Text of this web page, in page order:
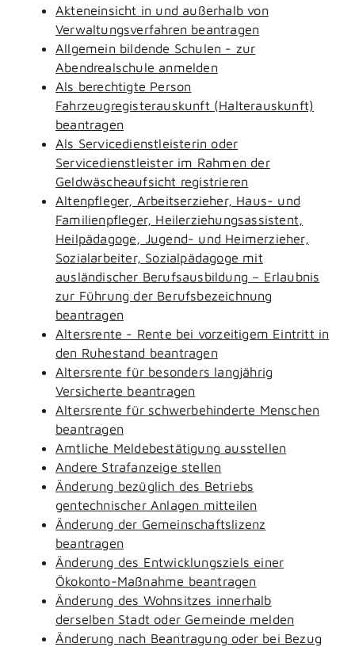
Akteneinsicht in und außerhalb von
Verwaltungsverfahren beantragen
Allgemein bildende Schulen - zur
Abendrealschule anmelden
Als berechtigte Person
Fahrzeugregisterauskunft (Halterauskunft)
beantragen
Als Servicedienstleisterin oder
Servicedienstleister im Rahmen der
Geldwäscheaufsicht registrieren
Altenpfleger, Arbeitserzieher, Haus- und
Familienpfleger, Heilerziehungsassistent,
Heilpädagoge, Jugend- und Heimerzieher,
Sozialarbeiter, Sozialpädagoge mit
ausländischer Berufsausbildung – Erlaubnis
zur Führung der Berufsbezeichnung
beantragen
Altersrente - Rente bei vorzeitigem Eintritt in
den Ruhestand beantragen
Altersrente für besonders langjährig
Versicherte beantragen
Altersrente für schwerbehinderte Menschen
beantragen
Amtliche Meldebestätigung ausstellen
Andere Strafanzeige stellen
Änderung bezüglich des Betriebs
gentechnischer Anlagen mitteilen
Änderung der Gemeinschaftslizenz
beantragen
Änderung des Entwicklungsziels einer
Ökokonto-Maßnahme beantragen
Änderung des Wohnsitzes innerhalb
derselben Stadt oder Gemeinde melden
Änderung nach Beantragung oder bei Bezug